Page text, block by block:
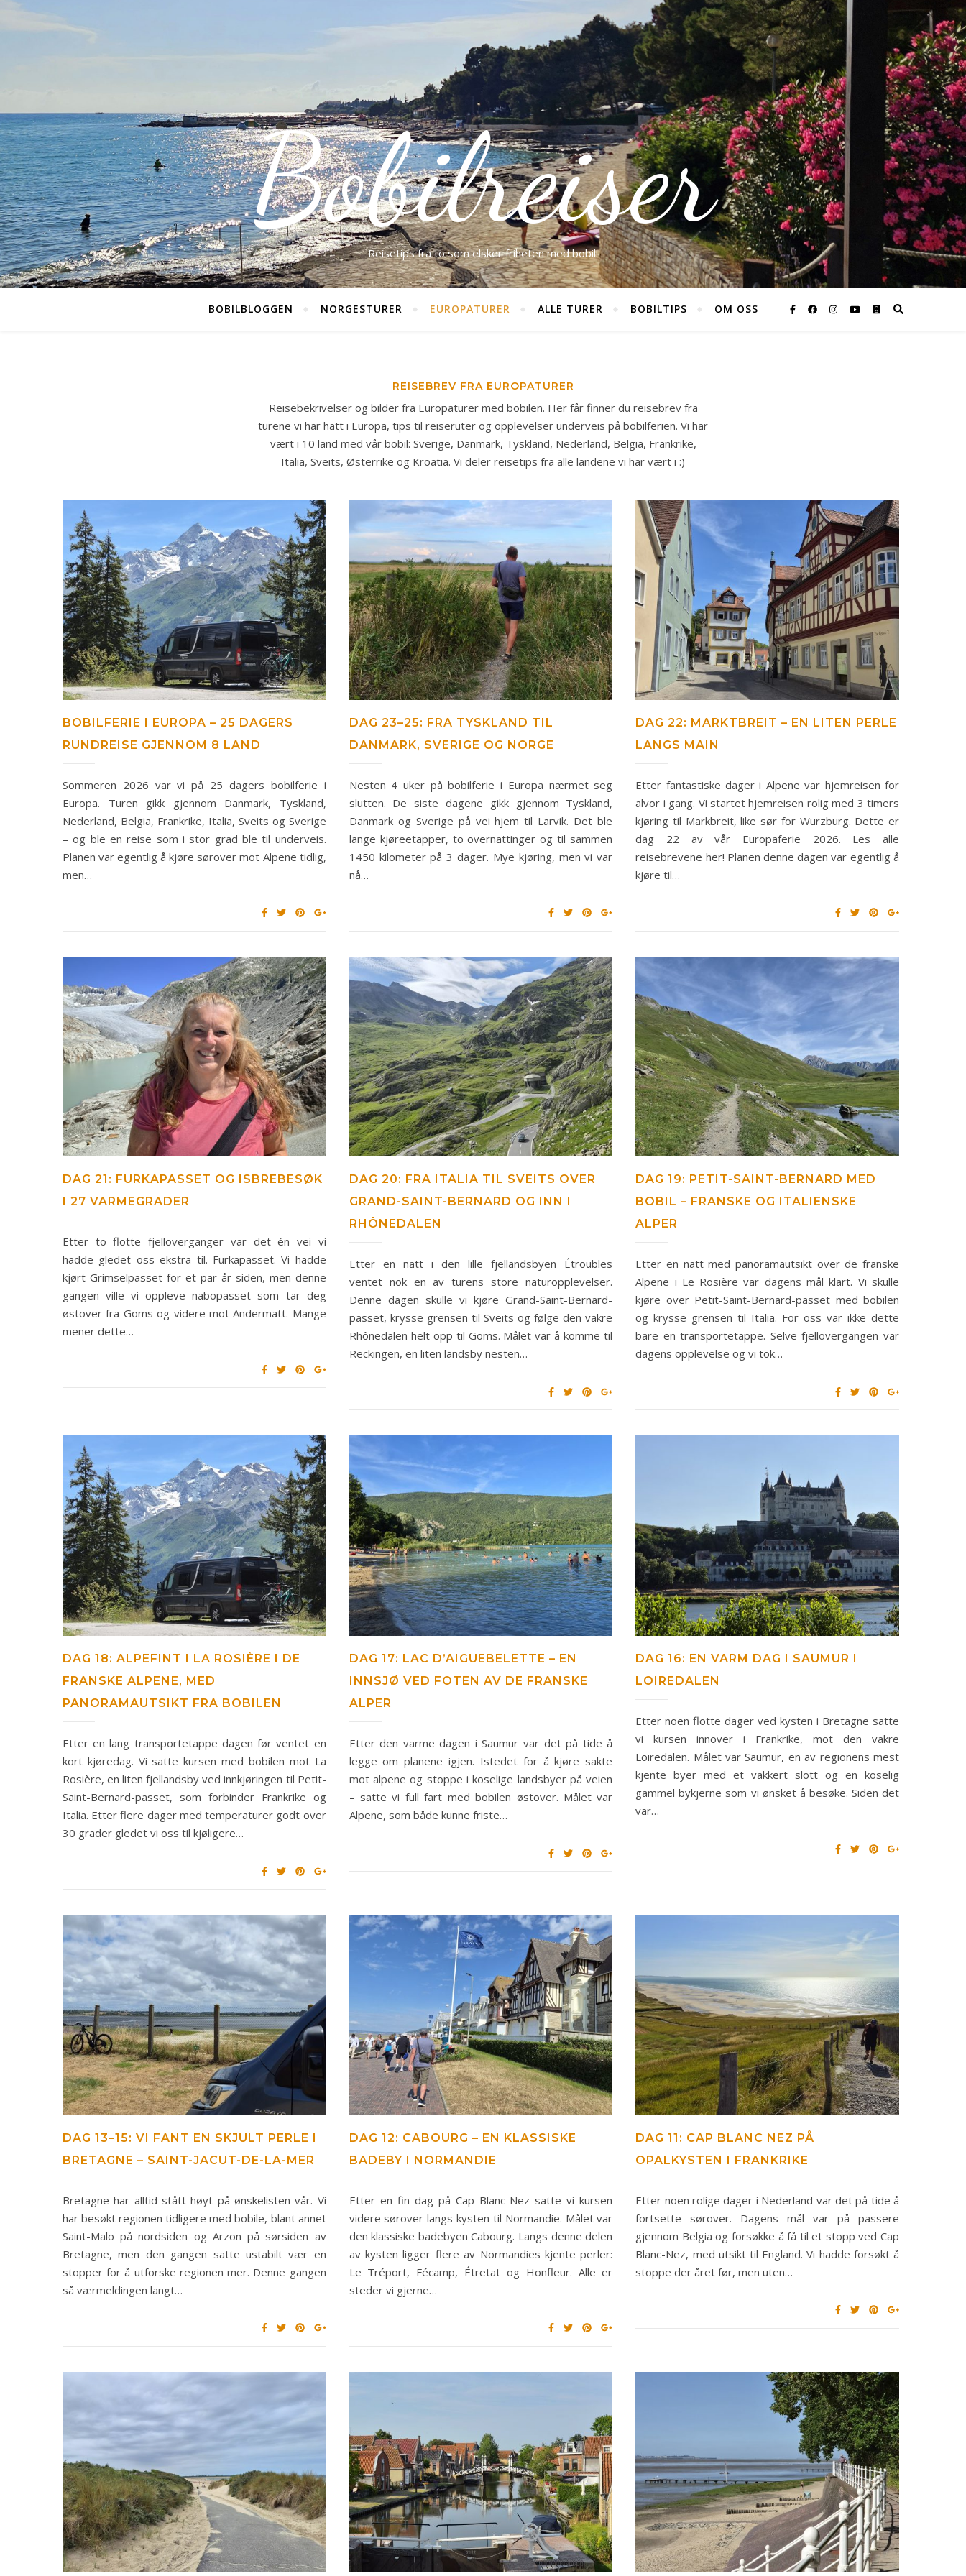
Bobilreiser
Reisetips fra to som elsker friheten med bobil!
BOBILBLOGGEN NORGESTURER EUROPATURER ALLE TURER BOBILTIPS OM OSS
REISEBREV FRA EUROPATURER
Reisebekrivelser og bilder fra Europaturer med bobilen. Her får finner du reisebrev fra
turene vi har hatt i Europa, tips til reiseruter og opplevelser underveis på bobilferien. Vi har
vært i 10 land med vår bobil: Sverige, Danmark, Tyskland, Nederland, Belgia, Frankrike,
Italia, Sveits, Østerrike og Kroatia. Vi deler reisetips fra alle landene vi har vært i :)
BOBILFERIE I EUROPA – 25 DAGERS
RUNDREISE GJENNOM 8 LAND
Sommeren 2026 var vi på 25 dagers bobilferie i
Europa. Turen gikk gjennom Danmark, Tyskland,
Nederland, Belgia, Frankrike, Italia, Sveits og Sverige
– og ble en reise som i stor grad ble til underveis.
Planen var egentlig å kjøre sørover mot Alpene tidlig,
men…
DAG 23–25: FRA TYSKLAND TIL
DANMARK, SVERIGE OG NORGE
Nesten 4 uker på bobilferie i Europa nærmet seg
slutten. De siste dagene gikk gjennom Tyskland,
Danmark og Sverige på vei hjem til Larvik. Det ble
lange kjøreetapper, to overnattinger og til sammen
1450 kilometer på 3 dager. Mye kjøring, men vi var
nå…
DAG 22: MARKTBREIT – EN LITEN PERLE
LANGS MAIN
Etter fantastiske dager i Alpene var hjemreisen for
alvor i gang. Vi startet hjemreisen rolig med 3 timers
kjøring til Markbreit, like sør for Wurzburg. Dette er
dag 22 av vår Europaferie 2026. Les alle
reisebrevene her! Planen denne dagen var egentlig å
kjøre til…
DAG 21: FURKAPASSET OG ISBREBESØK
I 27 VARMEGRADER
Etter to flotte fjelloverganger var det én vei vi
hadde gledet oss ekstra til. Furkapasset. Vi hadde
kjørt Grimselpasset for et par år siden, men denne
gangen ville vi oppleve nabopasset som tar deg
østover fra Goms og videre mot Andermatt. Mange
mener dette…
DAG 20: FRA ITALIA TIL SVEITS OVER
GRAND-SAINT-BERNARD OG INN I
RHÔNEDALEN
Etter en natt i den lille fjellandsbyen Étroubles
ventet nok en av turens store naturopplevelser.
Denne dagen skulle vi kjøre Grand-Saint-Bernard-
passet, krysse grensen til Sveits og følge den vakre
Rhônedalen helt opp til Goms. Målet var å komme til
Reckingen, en liten landsby nesten…
DAG 19: PETIT-SAINT-BERNARD MED
BOBIL – FRANSKE OG ITALIENSKE
ALPER
Etter en natt med panoramautsikt over de franske
Alpene i Le Rosière var dagens mål klart. Vi skulle
kjøre over Petit-Saint-Bernard-passet med bobilen
og krysse grensen til Italia. For oss var ikke dette
bare en transportetappe. Selve fjellovergangen var
dagens opplevelse og vi tok…
DAG 18: ALPEFINT I LA ROSIÈRE I DE
FRANSKE ALPENE, MED
PANORAMAUTSIKT FRA BOBILEN
Etter en lang transportetappe dagen før ventet en
kort kjøredag. Vi satte kursen med bobilen mot La
Rosière, en liten fjellandsby ved innkjøringen til Petit-
Saint-Bernard-passet, som forbinder Frankrike og
Italia. Etter flere dager med temperaturer godt over
30 grader gledet vi oss til kjøligere…
DAG 17: LAC D’AIGUEBELETTE – EN
INNSJØ VED FOTEN AV DE FRANSKE
ALPER
Etter den varme dagen i Saumur var det på tide å
legge om planene igjen. Istedet for å kjøre sakte
mot alpene og stoppe i koselige landsbyer på veien
– satte vi full fart med bobilen østover. Målet var
Alpene, som både kunne friste…
DAG 16: EN VARM DAG I SAUMUR I
LOIREDALEN
Etter noen flotte dager ved kysten i Bretagne satte
vi kursen innover i Frankrike, mot den vakre
Loiredalen. Målet var Saumur, en av regionens mest
kjente byer med et vakkert slott og en koselig
gammel bykjerne som vi ønsket å besøke. Siden det
var…
DAG 13–15: VI FANT EN SKJULT PERLE I
BRETAGNE – SAINT-JACUT-DE-LA-MER
Bretagne har alltid stått høyt på ønskelisten vår. Vi
har besøkt regionen tidligere med bobile, blant annet
Saint-Malo på nordsiden og Arzon på sørsiden av
Bretagne, men den gangen satte ustabilt vær en
stopper for å utforske regionen mer. Denne gangen
så værmeldingen langt…
DAG 12: CABOURG – EN KLASSISKE
BADEBY I NORMANDIE
Etter en fin dag på Cap Blanc-Nez satte vi kursen
videre sørover langs kysten til Normandie. Målet var
den klassiske badebyen Cabourg. Langs denne delen
av kysten ligger flere av Normandies kjente perler:
Le Tréport, Fécamp, Étretat og Honfleur. Alle er
steder vi gjerne…
DAG 11: CAP BLANC NEZ PÅ
OPALKYSTEN I FRANKRIKE
Etter noen rolige dager i Nederland var det på tide å
fortsette sørover. Dagens mål var på passere
gjennom Belgia og forsøkke å få til et stopp ved Cap
Blanc-Nez, med utsikt til England. Vi hadde forsøkt å
stoppe der året før, men uten…